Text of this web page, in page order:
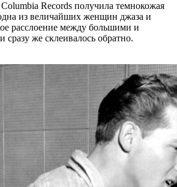
Columbia Records получила темнокожая
из величайших женщин джаза и
расслоение между большими и
же склеивалось обратно.